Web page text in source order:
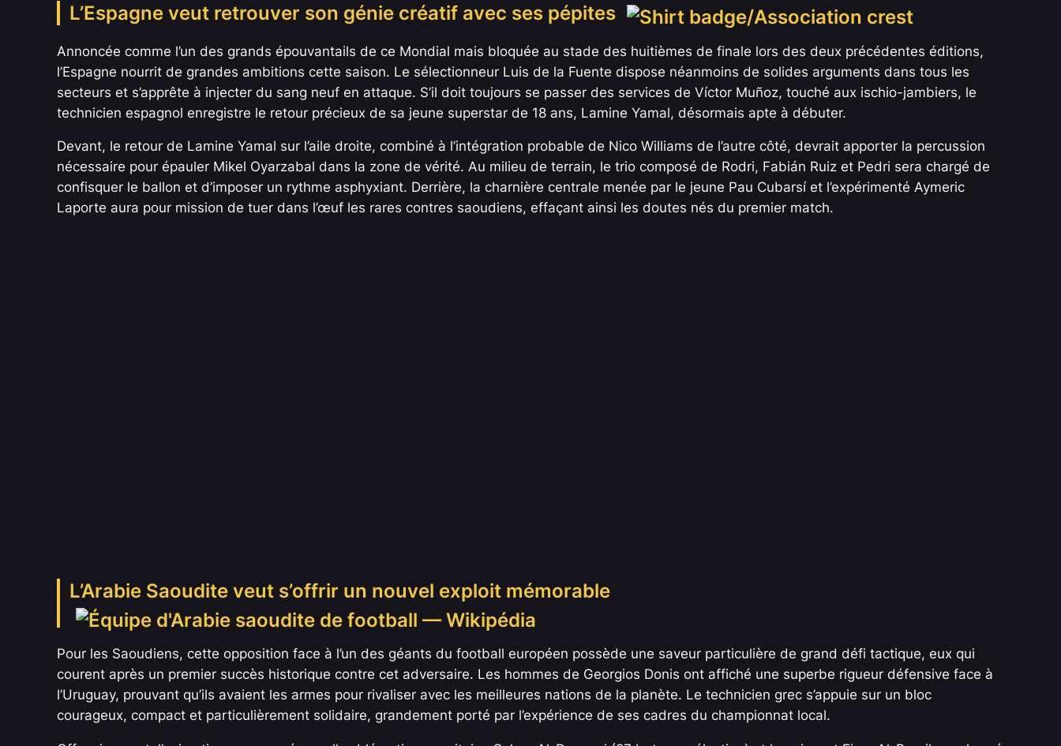
L’Espagne veut retrouver son génie créatif avec ses pépites
Annoncée comme l’un des grands épouvantails de ce Mondial mais bloquée au stade des huitièmes de finale lors des deux précédentes éditions,
l’Espagne nourrit de grandes ambitions cette saison. Le sélectionneur Luis de la Fuente dispose néanmoins de solides arguments dans tous les
secteurs et s’apprête à injecter du sang neuf en attaque. S’il doit toujours se passer des services de Víctor Muñoz, touché aux ischio-jambiers, le
technicien espagnol enregistre le retour précieux de sa jeune superstar de 18 ans, Lamine Yamal, désormais apte à débuter.
Devant, le retour de Lamine Yamal sur l’aile droite, combiné à l’intégration probable de Nico Williams de l’autre côté, devrait apporter la percussion
nécessaire pour épauler Mikel Oyarzabal dans la zone de vérité. Au milieu de terrain, le trio composé de Rodri, Fabián Ruiz et Pedri sera chargé de
confisquer le ballon et d’imposer un rythme asphyxiant. Derrière, la charnière centrale menée par le jeune Pau Cubarsí et l’expérimenté Aymeric
Laporte aura pour mission de tuer dans l’œuf les rares contres saoudiens, effaçant ainsi les doutes nés du premier match.
L’Arabie Saoudite veut s’offrir un nouvel exploit mémorable
Pour les Saoudiens, cette opposition face à l’un des géants du football européen possède une saveur particulière de grand défi tactique, eux qui
courent après un premier succès historique contre cet adversaire. Les hommes de Georgios Donis ont affiché une superbe rigueur défensive face à
l’Uruguay, prouvant qu’ils avaient les armes pour rivaliser avec les meilleures nations de la planète. Le technicien grec s’appuie sur un bloc
courageux, compact et particulièrement solidaire, grandement porté par l’expérience de ses cadres du championnat local.